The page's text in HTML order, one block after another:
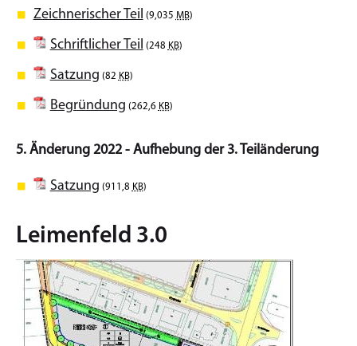
Zeichnerischer Teil (9,035 MB)
Schriftlicher Teil (248 KB)
Satzung (82 KB)
Begründung (262,6 KB)
5. Änderung 2022 - Aufhebung der 3. Teiländerung
Satzung (911,8 KB)
Leimenfeld 3.0